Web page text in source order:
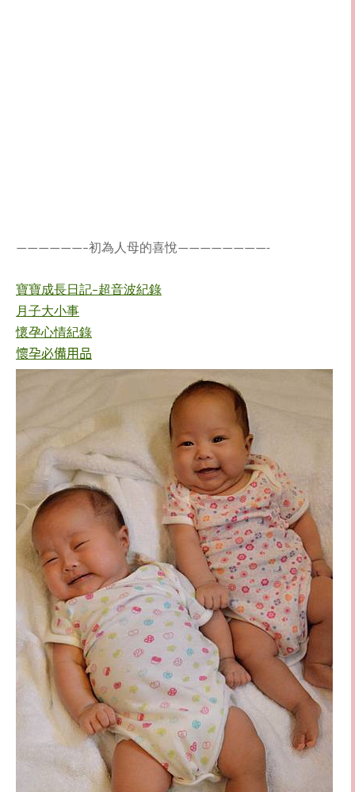
——————–初為人母的喜悅————————-
寶寶成長日記–超音波紀錄
月子大小事
懷孕心情紀錄
懷孕必備用品